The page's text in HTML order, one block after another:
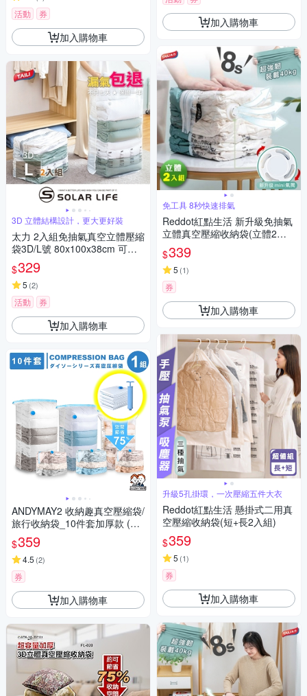
活動 券
加入購物車
3D 立體結構設計，更大更好裝
太力 2入組免抽氣真空立體壓縮
袋3D/L號 80x100x38cm 可重
覆使用 專利加厚款.衣服收納袋
棉被壓縮袋 手壓真空袋 換季行
李 旅行收納袋
$329
5 (2)
活動 券
加入購物車
ANDYMAY2 收納趣真空壓縮袋/
旅行收納袋_10件套加厚款 (中x
3+大x3+特大x3+手泵) OH-Q80
0【旅行壓縮袋 旅行袋 收納
袋】
$359
4.5 (2)
券
加入購物車
加入購物車
免工具 8秒快速排氣
Reddot紅點生活 新升級免抽氣
立體真空壓縮收納袋(立體2入
組)
$339
5 (1)
券
加入購物車
升級5孔掛環，一次壓縮五件大衣
Reddot紅點生活 懸掛式二用真
空壓縮收納袋(短+長2入組)
$359
5 (1)
券
加入購物車